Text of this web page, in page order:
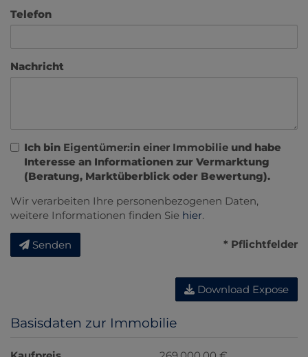
Telefon
Nachricht
Ich bin Eigentümer:in einer Immobilie und habe
Interesse an Informationen zur Vermarktung
(Beratung, Marktüberblick oder Bewertung).
Wir verarbeiten Ihre personenbezogenen Daten,
weitere Informationen finden Sie hier.
Senden * Pflichtfelder
Download Expose
Basisdaten zur Immobilie